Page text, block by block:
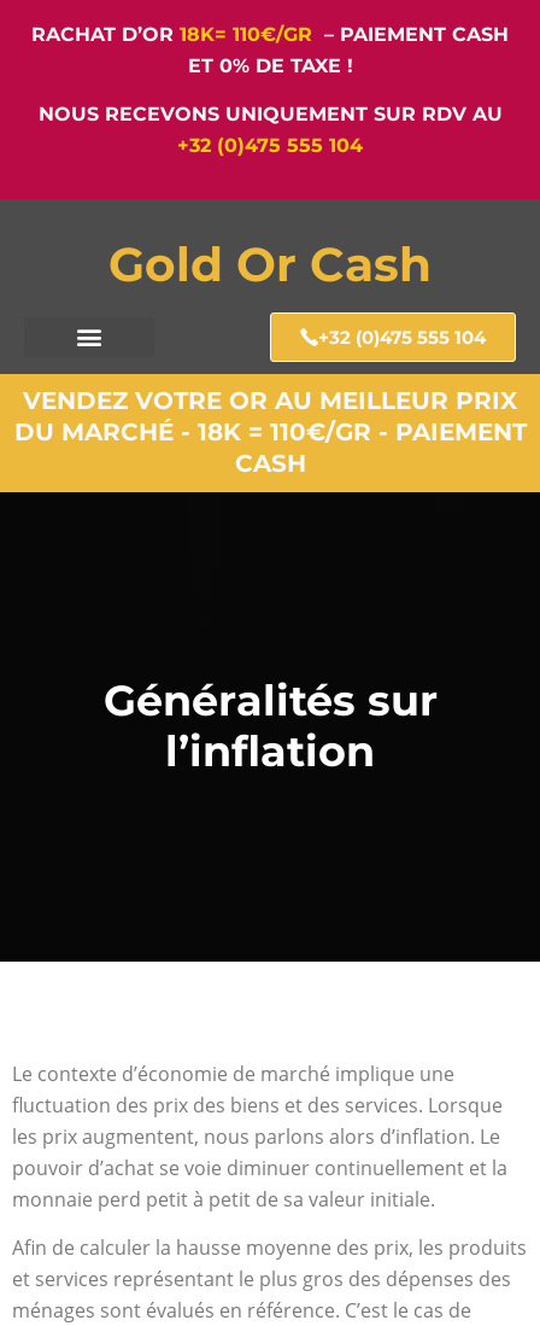
RACHAT D’OR 18K= 110€/GR – PAIEMENT CASH
ET 0% DE TAXE !
NOUS RECEVONS UNIQUEMENT SUR RDV AU
+32 (0)475 555 104
Gold Or Cash
+32 (0)475 555 104
VENDEZ VOTRE OR AU MEILLEUR PRIX
DU MARCHÉ - 18K = 110€/GR - PAIEMENT
CASH
Généralités sur
l’inflation
Le contexte d’économie de marché implique une
fluctuation des prix des biens et des services. Lorsque
les prix augmentent, nous parlons alors d’inflation. Le
pouvoir d’achat se voie diminuer continuellement et la
monnaie perd petit à petit de sa valeur initiale.
Afin de calculer la hausse moyenne des prix, les produits
et services représentant le plus gros des dépenses des
ménages sont évalués en référence. C’est le cas de